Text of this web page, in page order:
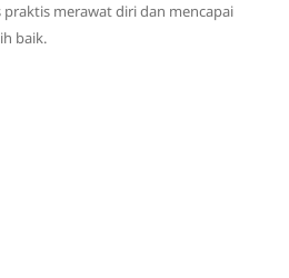
merawat diri dan mencapai
baik.